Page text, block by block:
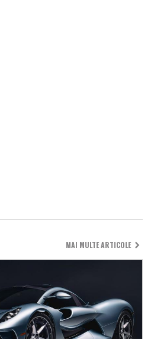
MAI MULTE ARTICOLE